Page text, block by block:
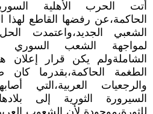
أتت الحرب الأهلية
الحاكمة،عن رفضها القاطع لهذا
الشعبي الجديد،واعتمدت الحل
لمواجهة الشعب السوري
الشاملةولم يكن قرار إعلان
الطغمة الحاكمة،بقدرما كان
والرجعيات العربية،التي
السيرورة الثورية إلى